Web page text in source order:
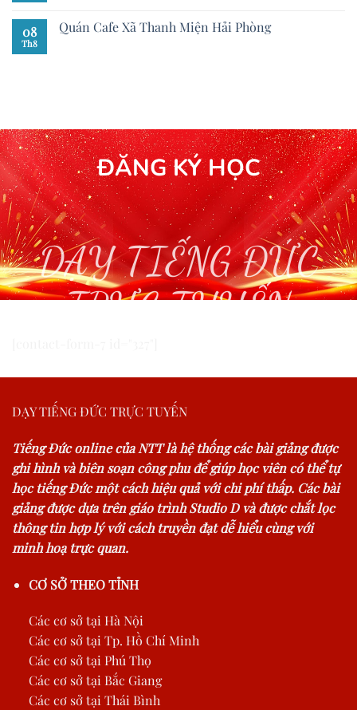
08
Th8
Quán Cafe Xã Thanh Miện Hải Phòng
ĐĂNG KÝ HỌC
DẠY TIẾNG ĐỨC
TRỰC TUYẾN
DẠY TIẾNG ĐỨC TRỰC TUYẾN
Tiếng Đức online của NTT là hệ thống các bài giảng được
ghi hình và biên soạn công phu để giúp học viên có thể tự
học tiếng Đức một cách hiệu quả với chi phí thấp. Các bài
giảng được dựa trên giáo trình Studio D và được chắt lọc
thông tin hợp lý với cách truyền đạt dễ hiểu cùng với
minh hoạ trực quan.
CƠ SỞ THEO TỈNH
Các cơ sở tại Hà Nội
Các cơ sở tại Tp. Hồ Chí Minh
Các cơ sở tại Phú Thọ
Các cơ sở tại Bắc Giang
Các cơ sở tại Thái Bình